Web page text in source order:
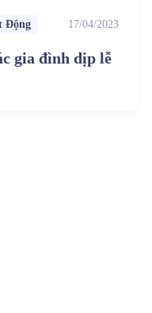
Động 17/04/2023
gia đình dịp lễ